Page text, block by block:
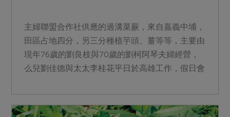
主婦聯盟合作社供應的過溝菜蕨，來自嘉義中埔，
田區占地四分，另三分種植芋頭、薑等等，主要由
現年76歲的劉良枝與70歲的劉柯阿琴夫婦經營，
么兒劉佳德與太太李桂花平日於高雄工作，假日會